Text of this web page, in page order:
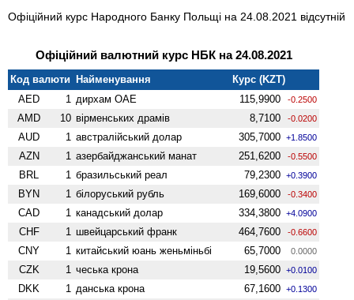
Офіційний курс Народного Банку Польщі на 24.08.2021 відсутній
Офіційний валютний курс НБК на 24.08.2021
Код валюти Найменування
Курс (KZT)
AED
1 дирхам ОАЕ 115,9900 -0.2500
AMD 10 вiрменських драмів 8,7100 -0.0200
AUD 1 австралійський долар 305,7000 +1.8500
AZN 1 азербайджанський манат 251,6200 -0.5500
BRL 1 бразильський реал 79,2300 +0.3900
BYN 1 білоруський рубль 169,6000 -0.3400
CAD 1 канадський долар 334,3800 +4.0900
CHF 1 швейцарський франк 464,7600 -0.6600
CNY 1 китайський юань женьмiньбi 65,7000 0.0000
CZK 1 чеська крона 19,5600 +0.0100
DKK 1 данська крона 67,1600 +0.1300